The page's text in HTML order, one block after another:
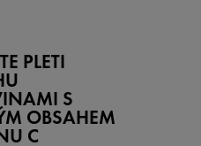
PLETI
S
OBSAHEM
C